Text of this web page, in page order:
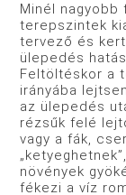
Minél nagyobb
terepszintek
tervező és
ülepedés
Feltöltéskor a
irányába
az ülepedés
rézsűk felé
vagy a fák,
növények
fékezi a víz